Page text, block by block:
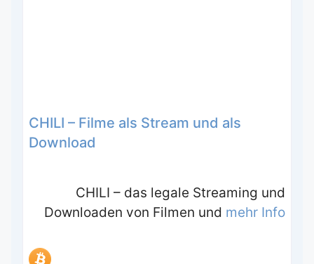
CHILI – Filme als Stream und als
Download
CHILI – das legale Streaming und
Downloaden von Filmen und mehr Info